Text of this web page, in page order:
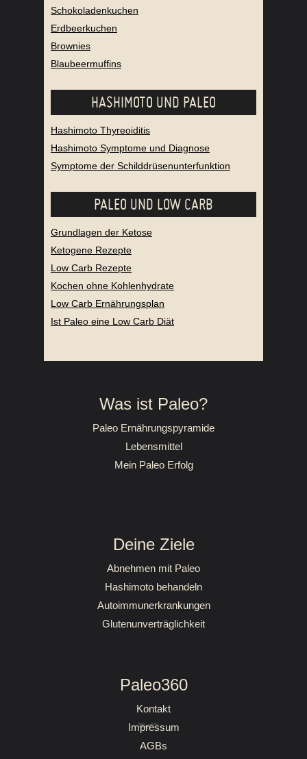
Schokoladenkuchen
Erdbeerkuchen
Brownies
Blaubeermuffins
HASHIMOTO UND PALEO
Hashimoto Thyreoiditis
Hashimoto Symptome und Diagnose
Symptome der Schilddrüsenunterfunktion
PALEO UND LOW CARB
Grundlagen der Ketose
Ketogene Rezepte
Low Carb Rezepte
Kochen ohne Kohlenhydrate
Low Carb Ernährungsplan
Ist Paleo eine Low Carb Diät
Was ist Paleo?
Paleo Ernährungspyramide
Lebensmittel
Mein Paleo Erfolg
Deine Ziele
Abnehmen mit Paleo
Hashimoto behandeln
Autoimmunerkrankungen
Glutenunverträglichkeit
Paleo360
Kontakt
Impressum
AGBs